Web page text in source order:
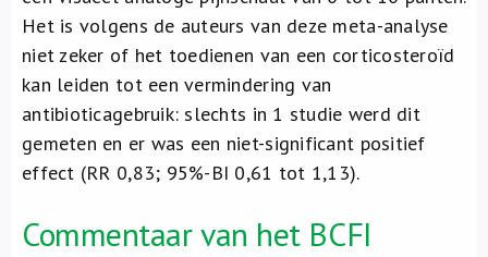
Het is volgens de auteurs van deze meta-analyse
niet zeker of het toedienen van een corticosteroïd
kan leiden tot een vermindering van
antibioticagebruik: slechts in 1 studie werd dit
gemeten en er was een niet-significant positief
effect (RR 0,83; 95%-BI 0,61 tot 1,13).
Commentaar van het BCFI